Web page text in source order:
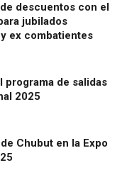
descuentos con el
jubilados
ex combatientes
programa de salidas
2025
Chubut en la Expo